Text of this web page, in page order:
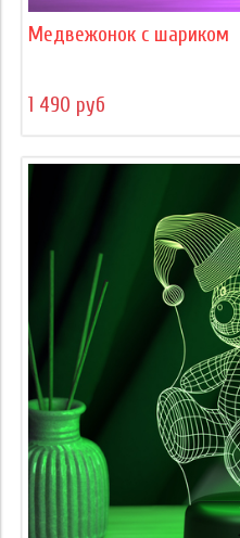
Медвежонок с шариком
1 490 руб